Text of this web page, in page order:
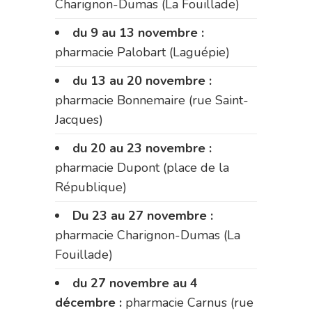
Charignon-Dumas (La Fouillade)
du 9 au 13 novembre :
pharmacie Palobart (Laguépie)
du 13 au 20 novembre :
pharmacie Bonnemaire (rue Saint-
Jacques)
du 20 au 23 novembre :
pharmacie Dupont (place de la
République)
Du 23 au 27 novembre :
pharmacie Charignon-Dumas (La
Fouillade)
du 27 novembre au 4
décembre : pharmacie Carnus (rue